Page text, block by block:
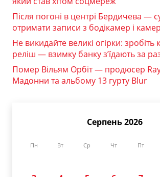
Після погоні в центрі Бердичева —
отримати записи з бодікамер і
Не викидайте великі огірки:
реліш — взимку банку з’їдають за
Помер Вільям Орбіт — продюсер
Мадонни та альбому 13 гурту Blur
Серпень 2026
Пн Вт Ср Чт Пт